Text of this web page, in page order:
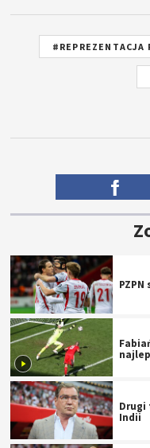
#REPREZENTACJA
Drugi
Indii